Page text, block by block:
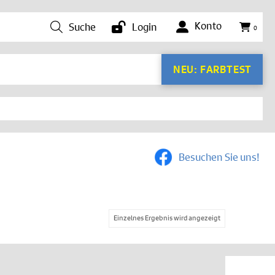
Suche Login Konto 0
NEU: FARBTEST
Besuchen Sie uns!
Einzelnes Ergebnis wird angezeigt